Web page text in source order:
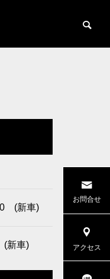
(新車)
新車)
お問合せ
アクセス